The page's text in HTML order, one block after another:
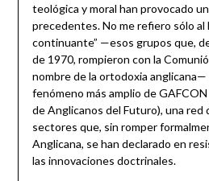
teológica y moral han provocado
precedentes. No me refiero sólo al
continuante” —esos grupos que,
de 1970, rompieron con la
nombre de la ortodoxia anglicana—
fenómeno más amplio de
de Anglicanos del Futuro), una red
sectores que, sin romper
Anglicana, se han declarado en
las innovaciones doctrinales.